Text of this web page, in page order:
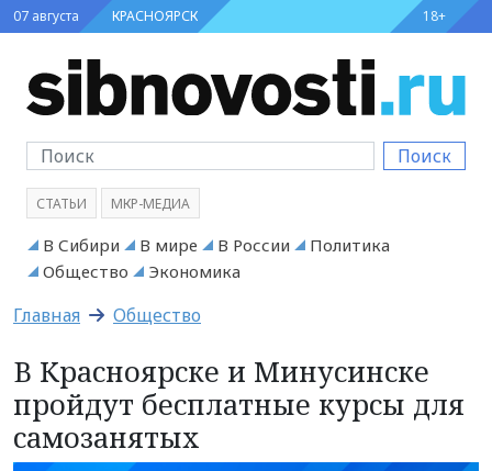
07 августа КРАСНОЯРСК 18+
Поиск
СТАТЬИ МКР-МЕДИА
В Сибири В мире В России
Политика
Общество
Экономика
Главная Общество
В Красноярске и Минусинске
пройдут бесплатные курсы для
самозанятых